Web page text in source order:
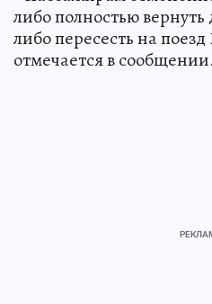
либо полностью вернуть
либо пересесть на
отмечается в сообщении.